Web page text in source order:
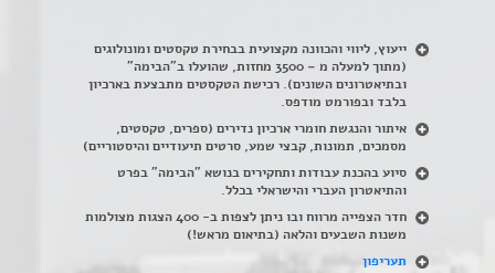
ייעוץ, ליווי והכוונה מקצועית בבחירת טקסטים ומונולוגים
(מתוך למעלה מ – 3500 מחזות, שהועלו ב"הבימה"
ובתיאטרונים השונים). רכישת הטקסטים מתבצעת בארכיון
בלבד ובפורמט מודפס.
איתור והנגשת חומרי ארכיון נדירים (ספרים, טקסטים,
מסמכים, תמונות, קבצי שמע, סרטים תיעודיים והיסטוריים)
סיוע בהכנת עבודות ותחקירים בנושא "הבימה" בפרט
והתיאטרון העברי והישראלי בכלל.
חדר הצפייה מרווח ובו ניתן לצפות ב- 400 הצגות מצולמות
משנות השבעים והלאה (בתיאום מראש!)
תעריפון